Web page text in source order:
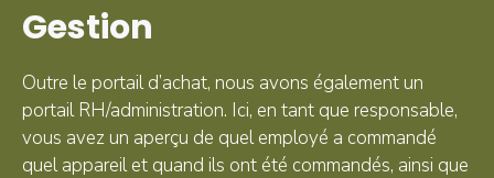
Gestion
Outre le portail d’achat, nous avons également un
portail RH/administration. Ici, en tant que responsable,
vous avez un aperçu de quel employé a commandé
quel appareil et quand ils ont été commandés, ainsi que